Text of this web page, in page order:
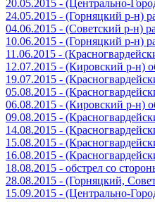
20.05.2015 - (Центрально-
24.05.2015 - (Горняцкий р-н)
04.06.2015 - (Советский р-н)
10.06.2015 - (Горняцкий р-н)
11.06.2015 -
12.07.2015 - (Кировский р-н)
19.07.2015 -
05.08.2015 -
06.08.2015 - (Кировский р-н)
09.08.2015 -
14.08.2015 -
15.08.2015 -
16.08.2015 -
18.08.2015 - обстрел со
28.08.2015 - (Горняцкий,
15.09.2015 - (Центрально-